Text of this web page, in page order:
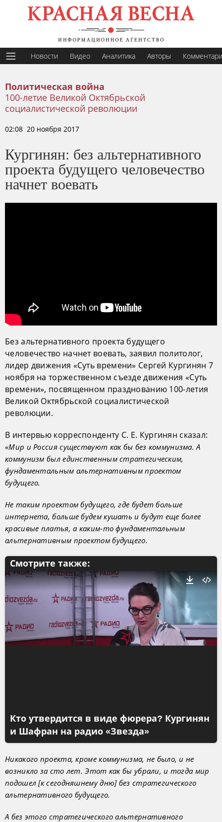
Новости Видео Аналитика Авторы
Политическая война
100-летие Великой Октябрьской
социалистической революции
02:08 20 ноября 2017
Кургинян: без альтернативного
проекта будущего человечество
начнет воевать
Без альтернативного проекта будущего
человечество начнет воевать, заявил политолог,
лидер движения «Суть времени» Сергей Кургинян 7
ноября на торжественном съезде движения «Суть
времени», посвященном празднованию 100-летия
Великой Октябрьской социалистической
революции.
В интервью корреспонденту С. Е. Кургинян сказал:
«Мир и Россия существуют как бы без коммунизма. А
коммунизм был единственным стратегическим,
фундаментальным альтернативным проектом
будущего.
Не таким проектом будущего, где будет больше
интернета, больше будем кушать и будут еще более
красивые платья, а каким-то фундаментальным
альтернативным проектом будущего.
Смотрите также:
Кто утвердится в виде фюрера? Кургинян
и Шафран на радио «Звезда»
Никакого проекта, кроме коммунизма, не было, и не
возникло за сто лет. Этот как бы убрали, и тогда мир
подошел [к сегодняшнему дню] без стратегического
альтернативного будущего.
А без этого стратегического альтернативного